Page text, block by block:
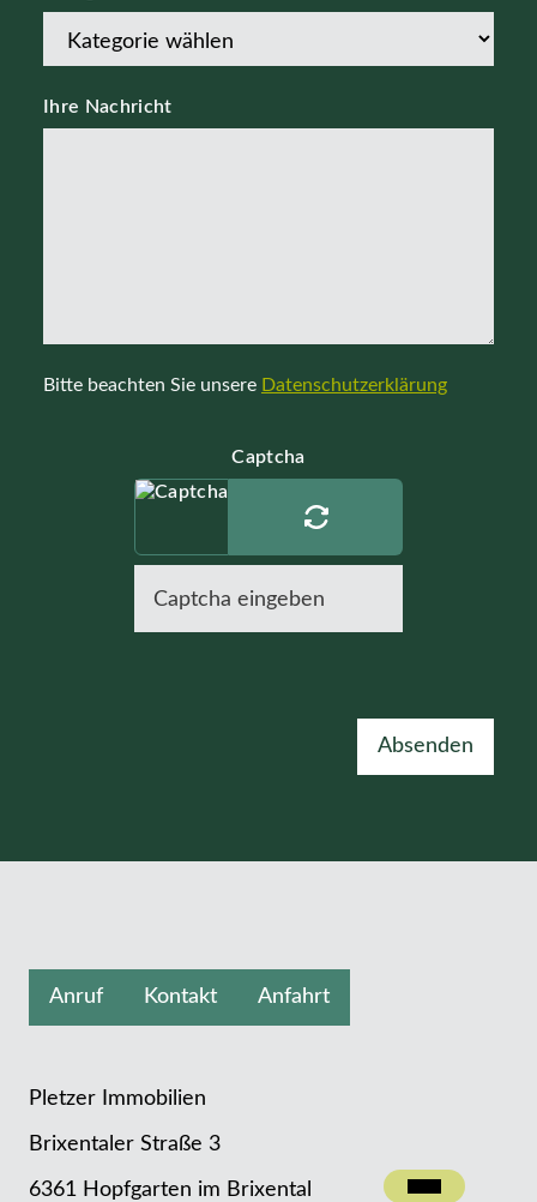
Ihre Nachricht
Bitte beachten Sie unsere Datenschutzerklärung
Captcha
Absenden
Anruf Kontakt Anfahrt
Pletzer Immobilien
Brixentaler Straße 3
6361 Hopfgarten im Brixental Kontakt